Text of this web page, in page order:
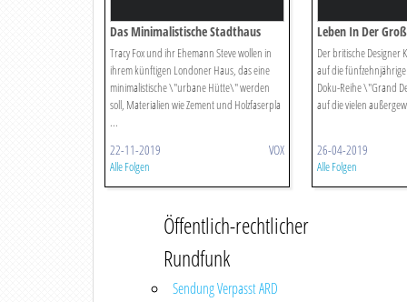
Das Minimalistische Stadthaus
Tracy Fox und ihr Ehemann Steve wollen in
ihrem künftigen Londoner Haus, das eine
minimalistische \"urbane Hütte\" werden
soll, Materialien wie Zement und Holzfaserpla
...
22-11-2019 VOX
Alle Folgen
Leben In Der
Der britische Designer
auf die
Doku-Reihe \"Grand
auf die vielen
26-04-2019
Alle Folgen
Öffentlich-rechtlicher
Rundfunk
Sendung Verpasst ARD